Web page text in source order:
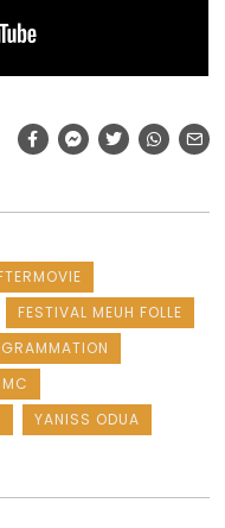
FESTIVAL MEUH FOLLE
YANISS ODUA